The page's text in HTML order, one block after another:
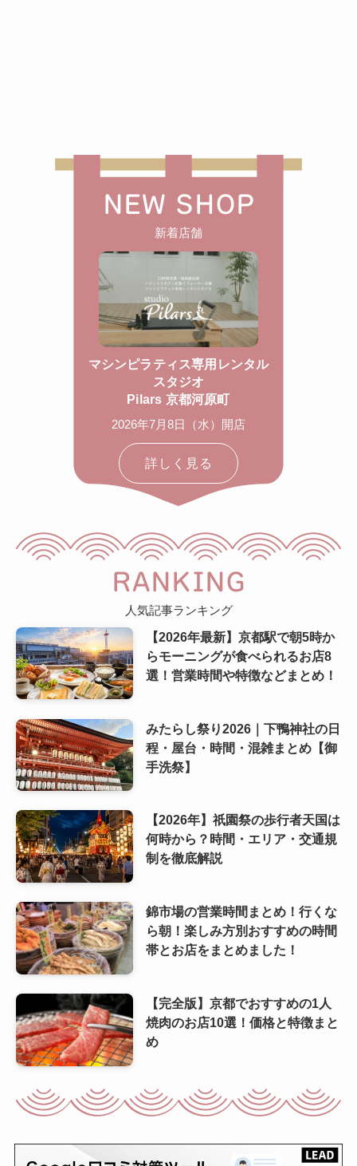
NEW SHOP
新着店舗
マシンピラティス専用レンタル
スタジオ
Pilars 京都河原町
2026年7月8日（水）開店
詳しく見る
RANKING
人気記事ランキング
【2026年最新】京都駅で朝5時か
らモーニングが食べられるお店8
選！営業時間や特徴などまとめ！
みたらし祭り2026｜下鴨神社の日
程・屋台・時間・混雑まとめ【御
手洗祭】
【2026年】祇園祭の歩行者天国は
何時から？時間・エリア・交通規
制を徹底解説
錦市場の営業時間まとめ！行くな
ら朝！楽しみ方別おすすめの時間
帯とお店をまとめました！
【完全版】京都でおすすめの1人
焼肉のお店10選！価格と特徴まと
め